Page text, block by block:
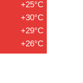
+25°C
+30°C
+29°C
+26°C